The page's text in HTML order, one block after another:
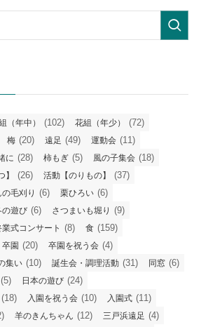
（年中） (102) 花組（年少） (72)
梅 (20) 遠足 (49) 運動会 (11)
に (28) 柿もぎ (5) 風の子集会 (18)
(26) 活動【のりもの】 (37)
毛刈り (6) 栗ひろい (6)
の遊び (6) さつまいも堀り (9)
業式コンサート (8) 食 (159)
卒園 (20) 卒園を祝う会 (4)
集い (10) 誕生会・調理活動 (31) 同窓 (6)
(5) 日本の遊び (24)
(18) 入園を祝う会 (10) 入園式 (11)
羊のきんちゃん (12) 三戸浜遠足 (4)